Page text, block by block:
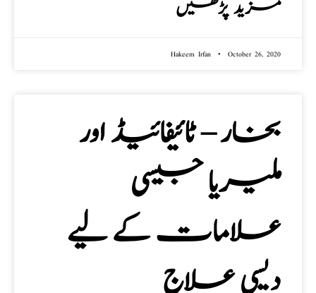
مزید پڑھیں
Hakeem Irfan October 26, 2020
بخار – ٹائیفائیڈ اور
ملیریا جیسی
علامات کے لیے
دیسی علاج